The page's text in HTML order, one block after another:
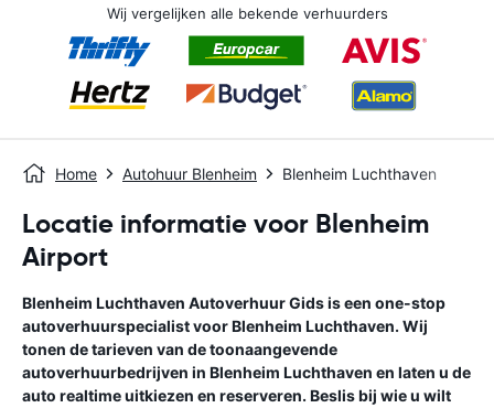
Wij vergelijken alle bekende verhuurders
Home Autohuur Blenheim Blenheim Luchthaven
Locatie informatie voor Blenheim
Airport
Blenheim Luchthaven Autoverhuur Gidsis een one-stop
autoverhuurspecialist voorBlenheim Luchthaven. Wij
tonen de tarieven van de toonaangevende
autoverhuurbedrijven in Blenheim Luchthaven en laten u de
auto realtime uitkiezen en reserveren. Beslis bij wie u wilt